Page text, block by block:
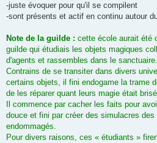
-juste évoquer pour qu'il se compilent
-sont présents et actif en continu autour
Note de la guilde : cette école aurait été
guilde qui étudiais les objets magiques
d'agents et rassembles dans le sanctuaire.
Contrains de se transiter dans divers
certains objets, il fini endogame la trame
de les réparer quant leurs magie était
Il commence par cacher les faits pour
douce et fini par créer des simulacres
endommagés.
Pour divers raisons, ces « étudiants »